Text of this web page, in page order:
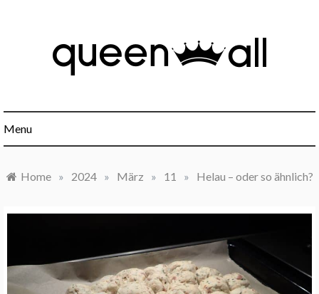
Menu
Home » 2024 » März » 11 » Helau – oder so ähnlich?